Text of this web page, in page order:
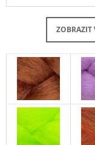
ZOBRAZIT